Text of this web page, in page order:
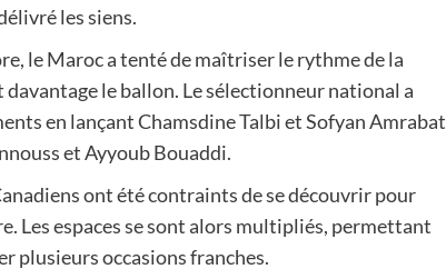
les siens.
le Maroc a tenté de maîtriser le rythme de la
le ballon. Le sélectionneur national a
en lançant Chamsdine Talbi et Sofyan Amrabat
et Ayyoub Bouaddi.
ont été contraints de se découvrir pour
Les espaces se sont alors multipliés, permettant
plusieurs occasions franches.